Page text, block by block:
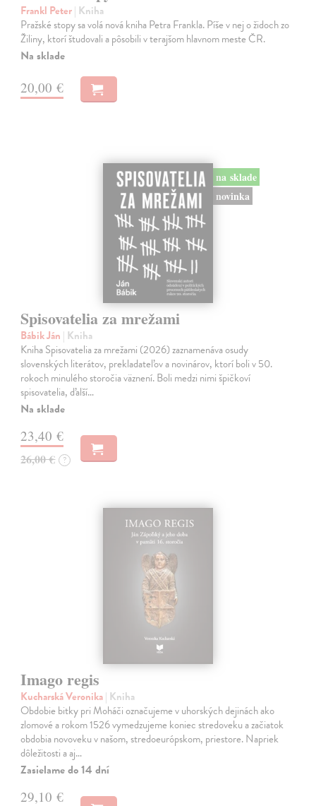
Frankl Peter| Kniha
Pražské stopy sa volá nová kniha Petra Frankla. Píše v nej o židoch zo
Žiliny, ktorí študovali a pôsobili v terajšom hlavnom meste ČR.
Na sklade
20,00 €
na sklade
novinka
Spisovatelia za mrežami
Bábik Ján | Kniha
Kniha Spisovatelia za mrežami (2026) zaznamenáva osudy
slovenských literátov, prekladateľov a novinárov, ktorí boli v 50.
rokoch minulého storočia väznení. Boli medzi nimi špičkoví
spisovatelia, ďalší…
Na sklade
23,40 €
26,00 € ?
Imago regis
Kucharská Veronika| Kniha
Obdobie bitky pri Moháči označujeme v uhorských dejinách ako
zlomové a rokom 1526 vymedzujeme koniec stredoveku a začiatok
obdobia novoveku v našom, stredoeurópskom, priestore. Napriek
dôležitosti a aj…
Zasielame do 14 dní
29,10 €